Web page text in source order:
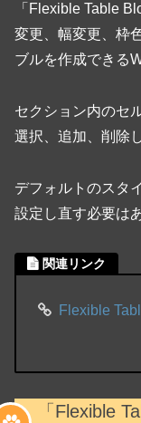
「Flexible Table
変更、幅変更、枠
ブルを作成できる
セクション内のセ
選択、追加、削除
デフォルトのスタ
設定し直す必要は
関連リンク
Flexible
「Flexible